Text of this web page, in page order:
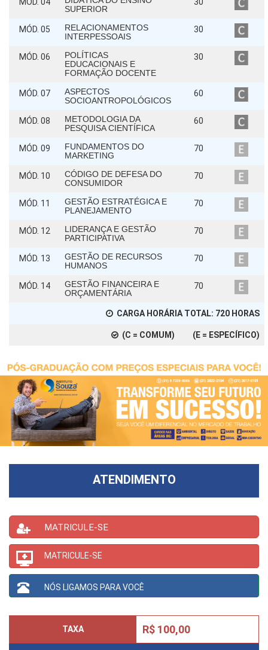
MÓD. 04
SUPERIOR
30
MÓD. 05
RELACIONAMENTOS
INTERPESSOAIS
30
MÓD. 06
POLÍTICAS
EDUCACIONAIS E
FORMAÇÃO DOCENTE
30
MÓD. 07
ASPECTOS
SOCIOANTROPOLÓGICOS
60
MÓD. 08
METODOLOGIA DA
PESQUISA CIENTÍFICA
60
MÓD. 09
FUNDAMENTOS DO
MARKETING
70
MÓD. 10
CÓDIGO DE DEFESA DO
CONSUMIDOR
70
MÓD. 11
GESTÃO ESTRATÉGICA E
PLANEJAMENTO
70
MÓD. 12
LIDERANÇA E GESTÃO
PARTICIPATIVA
70
MÓD. 13
GESTÃO DE RECURSOS
HUMANOS
70
MÓD. 14
GESTÃO FINANCEIRA E
ORÇAMENTÁRIA
70
CARGA HORÁRIA TOTAL: 720 HORAS
(C = COMUM) (E = ESPECÍFICO)
ATENDIMENTO
MATRICULE-SE
MATRICULE-SE
NÓS LIGAMOS PARA VOCÊ
TAXA R$ 100,00